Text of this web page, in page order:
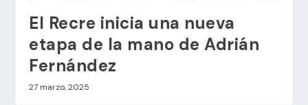
El Recre inicia una nueva
etapa de la mano de Adrián
Fernández
27 marzo, 2025